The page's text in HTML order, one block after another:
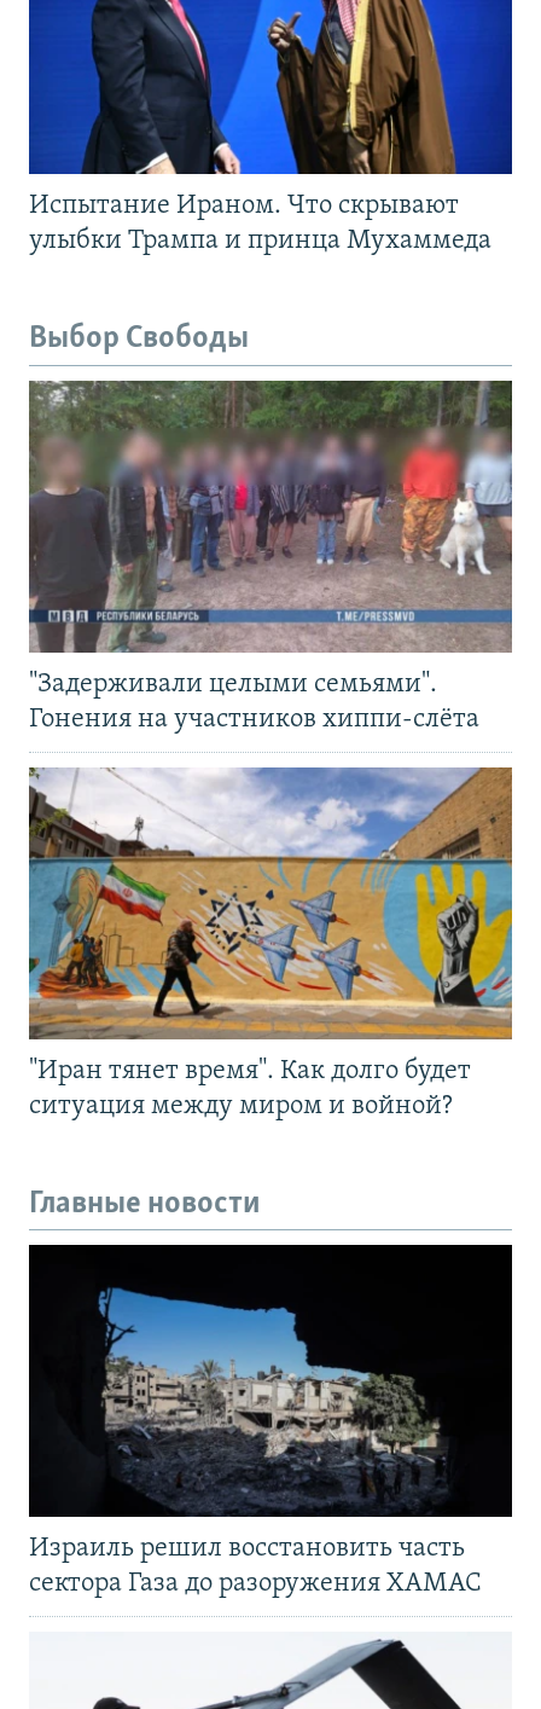
Испытание Ираном. Что скрывают
улыбки Трампа и принца Мухаммеда
Выбор Свободы
"Задерживали целыми семьями".
Гонения на участников хиппи-слёта
"Иран тянет время". Как долго будет
ситуация между миром и войной?
Главные новости
Израиль решил восстановить часть
сектора Газа до разоружения ХАМАС